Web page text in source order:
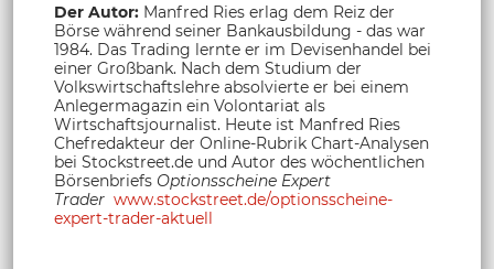
Der Autor: Manfred Ries erlag dem Reiz der
Börse während seiner Bankausbildung - das war
1984. Das Trading lernte er im Devisenhandel bei
einer Großbank. Nach dem Studium der
Volkswirtschaftslehre absolvierte er bei einem
Anlegermagazin ein Volontariat als
Wirtschaftsjournalist. Heute ist Manfred Ries
Chefredakteur der Online-Rubrik Chart-Analysen
bei Stockstreet.de und Autor des wöchentlichen
Börsenbriefs Optionsscheine Expert
Trader www.stockstreet.de/optionsscheine-
expert-trader-aktuell